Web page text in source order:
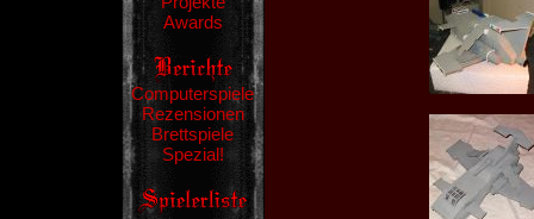
Awards
Computerspiele
Rezensionen
Brettspiele
Spezial!